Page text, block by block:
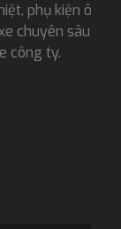
phụ kiện ô
chuyên sâu
công ty.